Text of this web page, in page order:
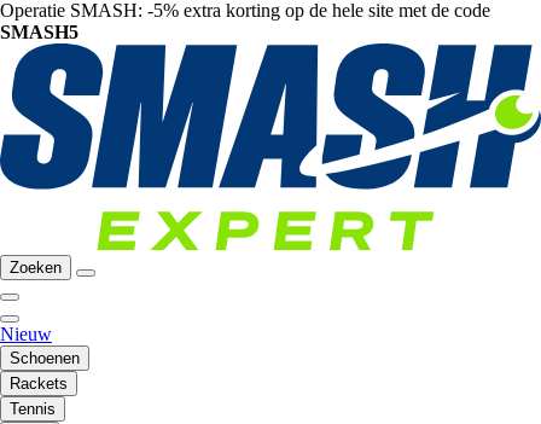
Operatie SMASH: -5% extra korting op de hele site met de code
SMASH5
Zoeken
Nieuw
Schoenen
Rackets
Tennis